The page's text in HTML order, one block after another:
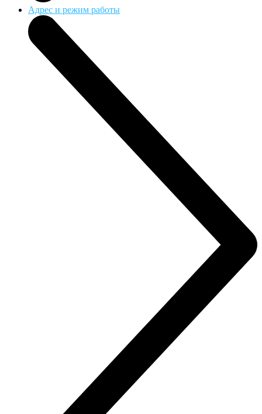
Адрес и режим работы